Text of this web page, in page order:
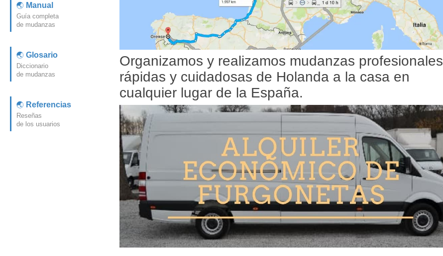
Manual
Guía completa
de mudanzas
Glosario
Diccionario
de mudanzas
Referencias
Reseñas
de los usuarios
Organizamos y realizamos mudanzas profesionales
rápidas y cuidadosas de Holanda a la casa en
cualquier lugar de la España.